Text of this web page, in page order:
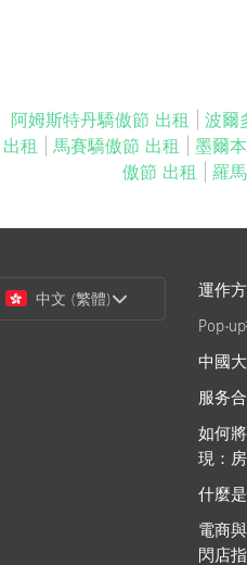
阿姆斯特丹驕傲節 出租 波爾
出租
馬賽驕傲節 出租 墨爾
傲節 出租
羅
Choose
中文 (繁體)
運作
Pop-
中國
服务
如何
現：
什麼
電商
閃店